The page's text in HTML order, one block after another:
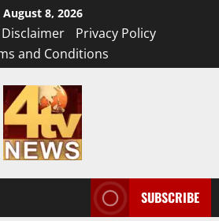
August 8, 2026
Disclaimer
Privacy Policy
and Conditions
SUBSCRIBE